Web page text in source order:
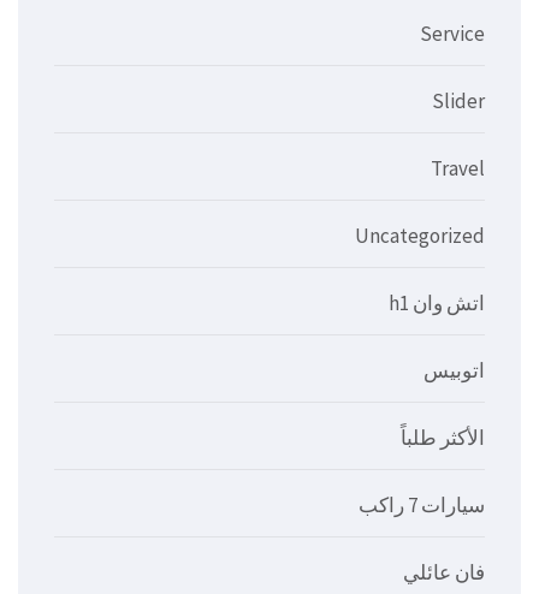
Service
Slider
Travel
Uncategorized
اتش وان h1
اتوبيس
الأكثر طلباً
سيارات 7 راكب
فان عائلي